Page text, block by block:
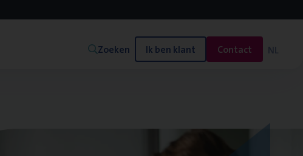
Zoeken Ik ben klant Contact NL